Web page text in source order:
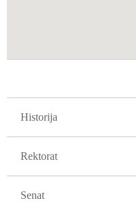
Historija
Rektorat
Senat